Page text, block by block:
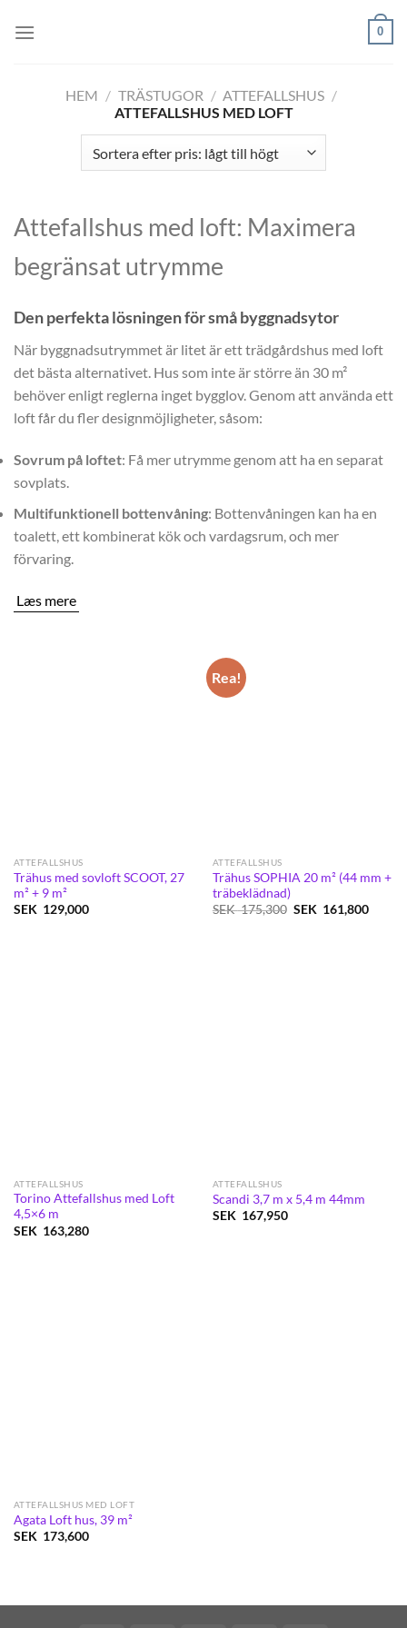
0
HEM / TRÄSTUGOR / ATTEFALLSHUS /
ATTEFALLSHUS MED LOFT
Attefallshus med loft: Maximera
begränsat utrymme
Den perfekta lösningen för små byggnadsytor
När byggnadsutrymmet är litet är ett trädgårdshus med loft
det bästa alternativet. Hus som inte är större än 30 m²
behöver enligt reglerna inget bygglov. Genom att använda ett
loft får du fler designmöjligheter, såsom:
Sovrum på loftet: Få mer utrymme genom att ha en separat
sovplats.
Multifunktionell bottenvåning: Bottenvåningen kan ha en
toalett, ett kombinerat kök och vardagsrum, och mer
förvaring.
Læs mere
ATTEFALLSHUS
Trähus med sovloft SCOOT, 27
m² + 9 m²
SEK 129,000
Rea!
ATTEFALLSHUS
Trähus SOPHIA 20 m² (44 mm +
träbeklädnad)
SEK175,300 Det
ursprungliga
SEK 161,800Det
ATTEFALLSHUS
Torino Attefallshus med Loft
4,5×6 m
SEK 163,280
ATTEFALLSHUS
Scandi 3,7 m x 5,4 m 44mm
SEK 167,950
ATTEFALLSHUS MED LOFT
Agata Loft hus, 39 m²
SEK 173,600